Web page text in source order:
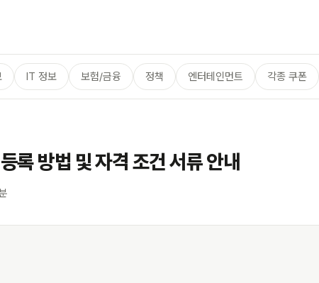
IT 정보 보험/금융 정책 엔터테인먼트 각종 쿠폰
록 방법 및 자격 조건 서류 안내